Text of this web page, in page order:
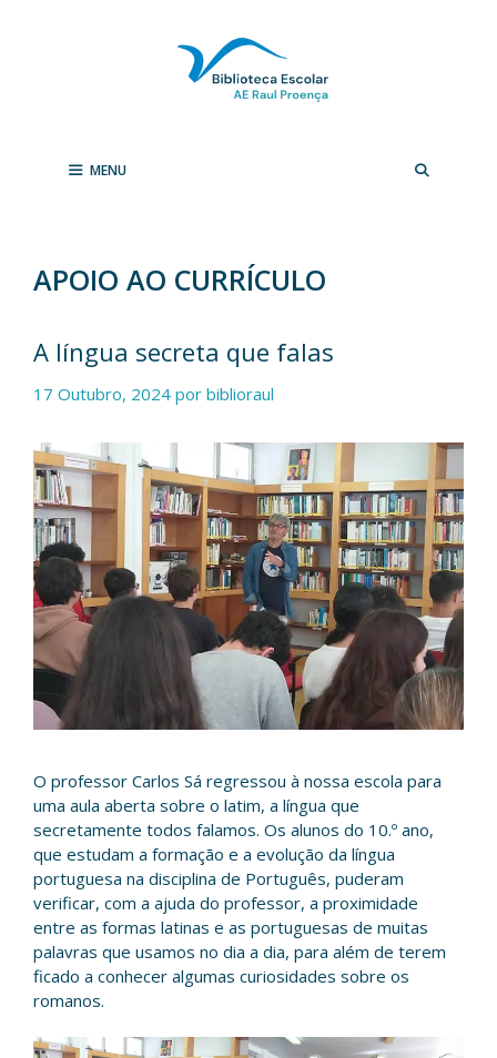
MENU
APOIO AO CURRÍCULO
A língua secreta que falas
17 Outubro, 2024 por biblioraul
O professor Carlos Sá regressou à nossa escola para
uma aula aberta sobre o latim, a língua que
secretamente todos falamos. Os alunos do 10.º ano,
que estudam a formação e a evolução da língua
portuguesa na disciplina de Português, puderam
verificar, com a ajuda do professor, a proximidade
entre as formas latinas e as portuguesas de muitas
palavras que usamos no dia a dia, para além de terem
ficado a conhecer algumas curiosidades sobre os
romanos.